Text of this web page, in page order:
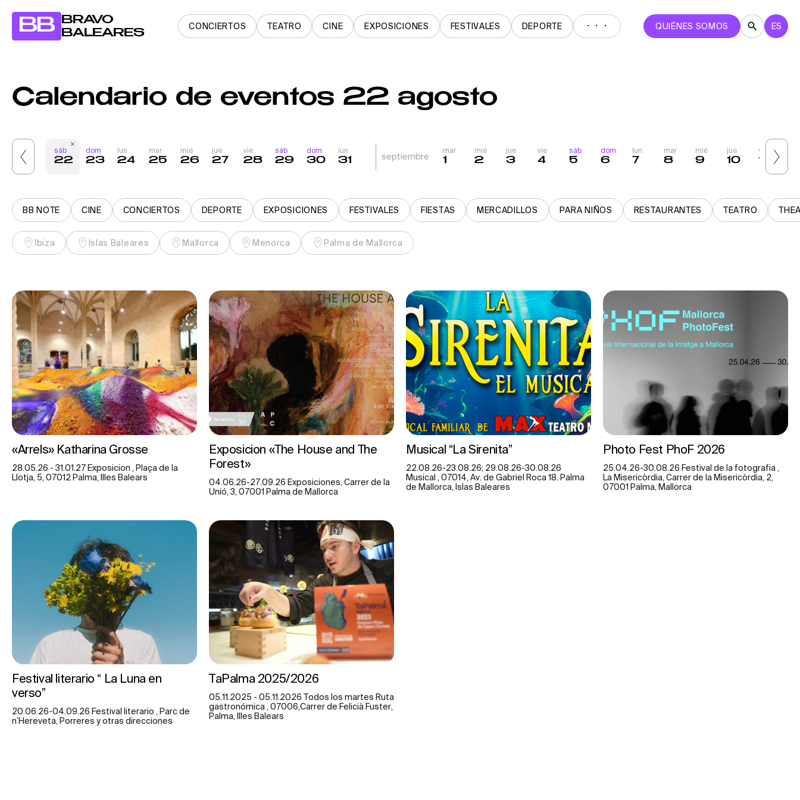
BB
BRAVO
BALEARES
CONCIERTOS TEATRO CINE EXPOSICIONES FESTIVALES DEPORTE ・・・ QUIÉNES SOMOS ES
Calendario de eventos 22 agosto
vie
21
sáb
22
dom
23
lun
24
mar
25
mié
26
jue
27
vie
28
sáb
29
dom
30
lun
31 septiembre
mar
1
mié
2
jue
3
vie
4
sáb
5
dom
6
lun
7
mar
8
mié
9
jue
10
vie
11
BB NOTE CINE CONCIERTOS DEPORTE EXPOSICIONES FESTIVALES FIESTAS MERCADILLOS PARA NIÑOS RESTAURANTES TEATRO
Ibiza Islas Baleares Mallorca Menorca Palma de Mallorca
«Arrels» Katharina Grosse
28.05.26 - 31.01.27 Exposicion , Plaça de la
Llotja, 5, 07012 Palma, Illes Balears
Exposicion «The House and The
Forest»
04.06.26-27.09.26 Exposiciones, Carrer de la
Unió, 3, 07001 Palma de Mallorca
Musical “La Sirenita”
22.08.26-23.08.26; 29.08.26-30.08.26
Musical , 07014, Av. de Gabriel Roca 18. Palma
de Mallorca, Islas Baleares
Photo Fest PhoF 2026
25.04.26-30.08.26 Festival de la fotografia ,
La Misericòrdia, Carrer de la Misericòrdia, 2,
07001 Palma, Mallorca
Festival literario “ La Luna en
verso”
20.06.26-04.09.26 Festival literario , Parc de
n’Hereveta, Porreres y otras direcciones
TaPalma 2025/2026
05.11.2025 - 05.11.2026 Todos los martes Ruta
gastronómica , 07006,Carrer de Felicià Fuster,
Palma, Illes Balears